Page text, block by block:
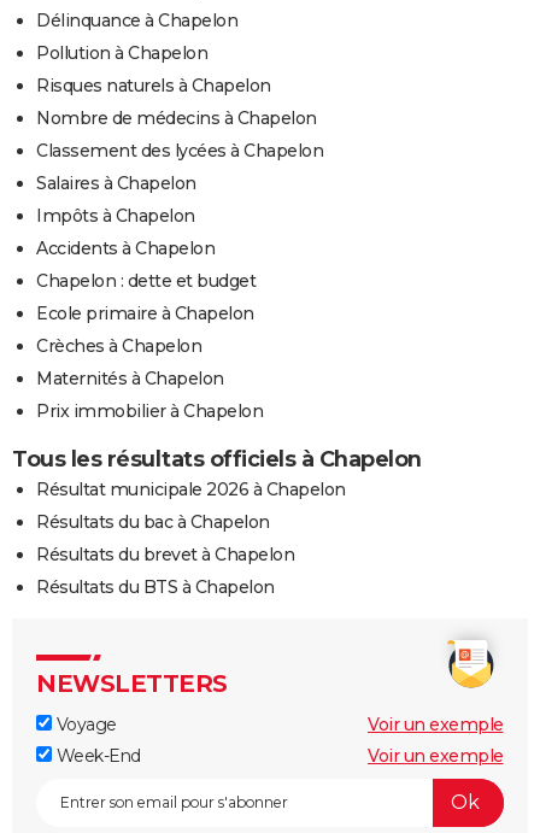
Délinquance à Chapelon
Pollution à Chapelon
Risques naturels à Chapelon
Nombre de médecins à Chapelon
Classement des lycées à Chapelon
Salaires à Chapelon
Impôts à Chapelon
Accidents à Chapelon
Chapelon : dette et budget
Ecole primaire à Chapelon
Crèches à Chapelon
Maternités à Chapelon
Prix immobilier à Chapelon
Tous les résultats officiels à Chapelon
Résultat municipale 2026 à Chapelon
Résultats du bac à Chapelon
Résultats du brevet à Chapelon
Résultats du BTS à Chapelon
NEWSLETTERS
Voyage
Voir un exemple
Week-End
Voir un exemple